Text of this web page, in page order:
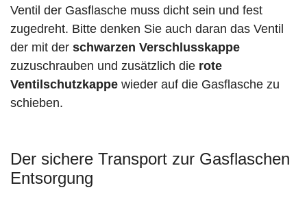
Ventil der Gasflasche muss dicht sein und fest
zugedreht. Bitte denken Sie auch daran das Ventil
der mit der schwarzen Verschlusskappe
zuzuschrauben und zusätzlich die rote
Ventilschutzkappe wieder auf die Gasflasche zu
schieben.
Der sichere Transport zur Gasflaschen
Entsorgung